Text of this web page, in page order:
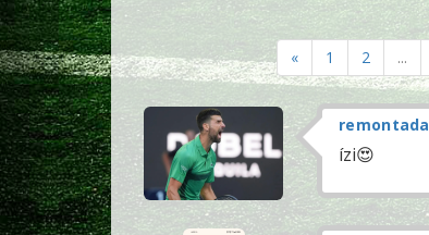
« 1 2 ...
remontada
ízi😍